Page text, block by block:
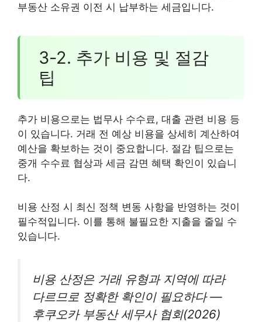
부동산 소유권 이전 시 납부하는 세금입니다.
3-2. 추가 비용 및 절감
팁
추가 비용으로는 법무사 수수료, 대출 관련 비용 등
이 있습니다. 거래 전 예상 비용을 상세히 계산하여
예산을 확보하는 것이 중요합니다. 절감 팁으로는
중개 수수료 협상과 세금 감면 혜택 확인이 있습니
다.
비용 산정 시 최신 정책 변동 사항을 반영하는 것이
필수적입니다. 이를 통해 불필요한 지출을 줄일 수
있습니다.
비용 산정은 거래 유형과 지역에 따라
다르므로 정확한 확인이 필요하다 —
후쿠오카 부동산 세무사 협회(2026)